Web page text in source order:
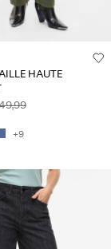
HAUTE
+9